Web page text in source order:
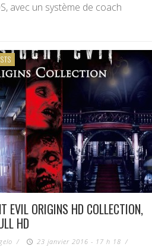
avec un système de coach
EVIL ORIGINS HD COLLECTION,
HD
/ 23 janvier 2016 - 17 h 18 /